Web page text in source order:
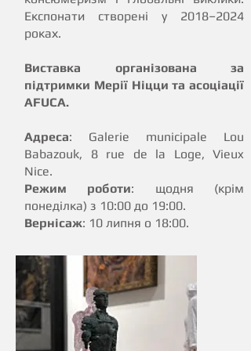
Експонати створені у 2018–2024
роках.
Виставка організована за
підтримки Мерії Ніцци та асоціації
AFUCA.
Адреса: Galerie municipale Lou
Babazouk, 8 rue de la Loge, Vieux
Nice.
Режим роботи: щодня (крім
понеділка) з 10:00 до 19:00.
Вернісаж: 10 липня о 18:00.